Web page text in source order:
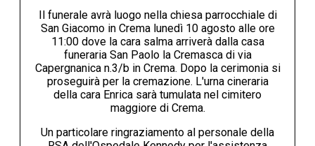
Il funerale avrà luogo nella chiesa parrocchiale di
San Giacomo in Crema lunedì 10 agosto alle ore
11:00 dove la cara salma arriverà dalla casa
funeraria San Paolo la Cremasca di via
Capergnanica n.3/b in Crema. Dopo la cerimonia si
proseguirà per la cremazione. L'urna cineraria
della cara Enrica sarà tumulata nel cimitero
maggiore di Crema.
Un particolare ringraziamento al personale della